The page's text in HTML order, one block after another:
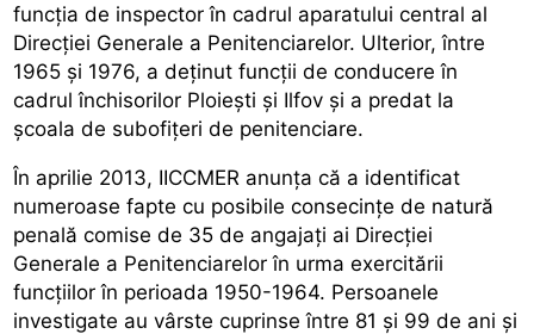
funcţia de inspector în cadrul aparatului central al
Direcţiei Generale a Penitenciarelor. Ulterior, între
1965 şi 1976, a deţinut funcţii de conducere în
cadrul închisorilor Ploieşti şi Ilfov şi a predat la
şcoala de subofiţeri de penitenciare.
În aprilie 2013, IICCMER anunţa că a identificat
numeroase fapte cu posibile consecinţe de natură
penală comise de 35 de angajaţi ai Direcţiei
Generale a Penitenciarelor în urma exercitării
funcţiilor în perioada 1950-1964. Persoanele
investigate au vârste cuprinse între 81 şi 99 de ani şi